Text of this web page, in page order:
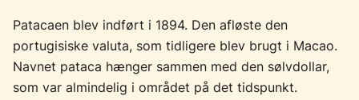
Patacaen blev indført i 1894. Den afløste den
portugisiske valuta, som tidligere blev brugt i Macao.
Navnet pataca hænger sammen med den sølvdollar,
som var almindelig i området på det tidspunkt.